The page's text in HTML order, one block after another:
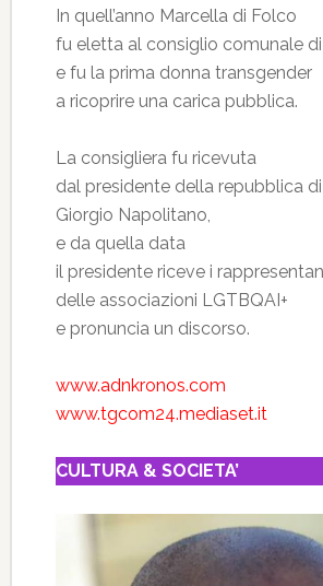
In quell’anno Marcella di Folco
fu eletta al consiglio comunale
e fu la prima donna transgender
a ricoprire una carica pubblica.
La consigliera fu ricevuta
dal presidente della repubblica di
Giorgio Napolitano,
e da quella data
il presidente riceve i
delle associazioni LGTBQAI+
e pronuncia un discorso.
www.adnkronos.com
www.tgcom24.mediaset.it
CULTURA & SOCIETA’